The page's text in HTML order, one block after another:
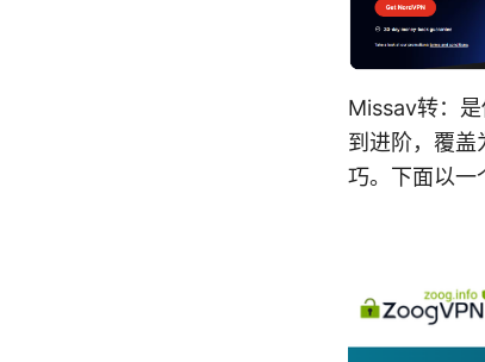
Missav转：
到进阶，覆盖
巧。下面以一